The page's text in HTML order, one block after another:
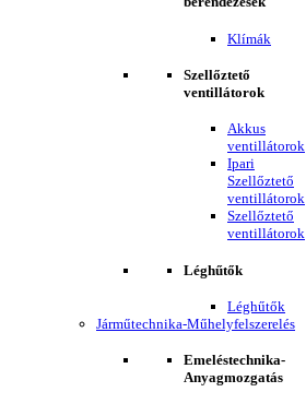
Klímák
Szellőztető
ventillátorok
Akkus
ventillátorok
Ipari
Szellőztető
ventillátorok
Szellőztető
ventillátorok
Léghűtők
Léghűtők
Járműtechnika-Műhelyfelszerelés
Emeléstechnika-
Anyagmozgatás